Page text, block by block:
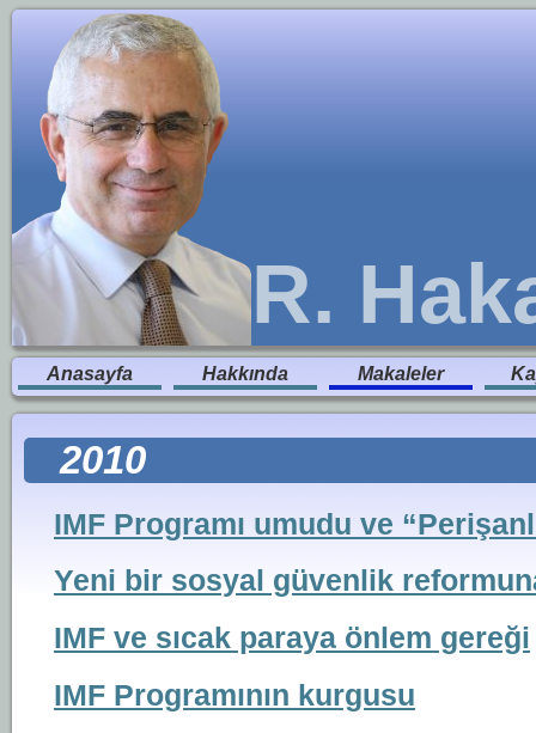
R.
Anasayfa Hakkında Makaleler
2010
IMF Programı umudu ve
Yeni bir sosyal güvenlik
IMF ve sıcak paraya önlem gereği
IMF Programının kurgusu